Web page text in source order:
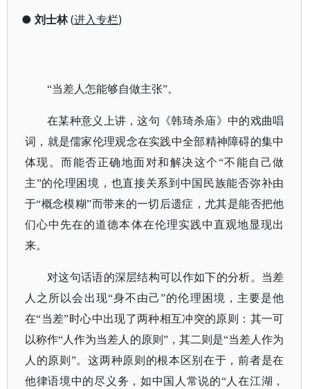
● 刘士林(进入专栏)
“当差人怎能够自做主张”。
在某种意义上讲，这句《韩琦杀庙》中的戏曲唱
词，就是儒家伦理观念在实践中全部精神障碍的集中
体现。而能否正确地面对和解决这个“不能自己做
主”的伦理困境，也直接关系到中国民族能否弥补由
于“概念模糊”而带来的一切后遗症，尤其是能否把他
们心中先在的道德本体在伦理实践中直观地显现出
来。
对这句话语的深层结构可以作如下的分析。当差
人之所以会出现“身不由己”的伦理困境，主要是他
在“当差”时心中出现了两种相互冲突的原则：其一可
以称作“人作为当差人的原则”，其二则是“当差人作为
人的原则”。这两种原则的根本区别在于，前者是在
他律语境中的尽义务，如中国人常说的“人在江湖，